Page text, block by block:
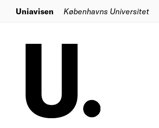
Uniavisen Københavns Universitet